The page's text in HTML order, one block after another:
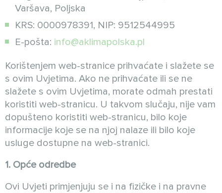
Varšava, Poljska
KRS: 0000978391, NIP: 9512544995
E-pošta: info@aklimapolska.pl
Korištenjem web-stranice prihvaćate i slažete se
s ovim Uvjetima. Ako ne prihvaćate ili se ne
slažete s ovim Uvjetima, morate odmah prestati
koristiti web-stranicu. U takvom slučaju, nije vam
dopušteno koristiti web-stranicu, bilo koje
informacije koje se na njoj nalaze ili bilo koje
usluge dostupne na web-stranici.
1. Opće odredbe
Ovi Uvjeti primjenjuju se i na fizičke i na pravne